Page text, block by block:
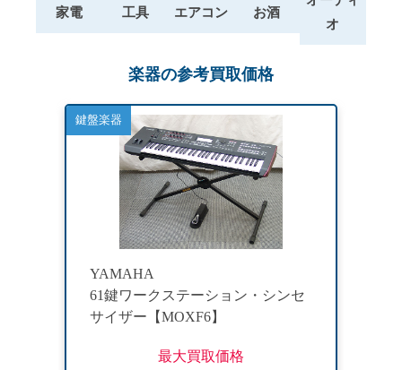
家電 工具 エアコン お酒
オ
楽器の参考買取価格
鍵盤楽器
YAMAHA
61鍵ワークステーション・シンセ
サイザー【MOXF6】
最大買取価格